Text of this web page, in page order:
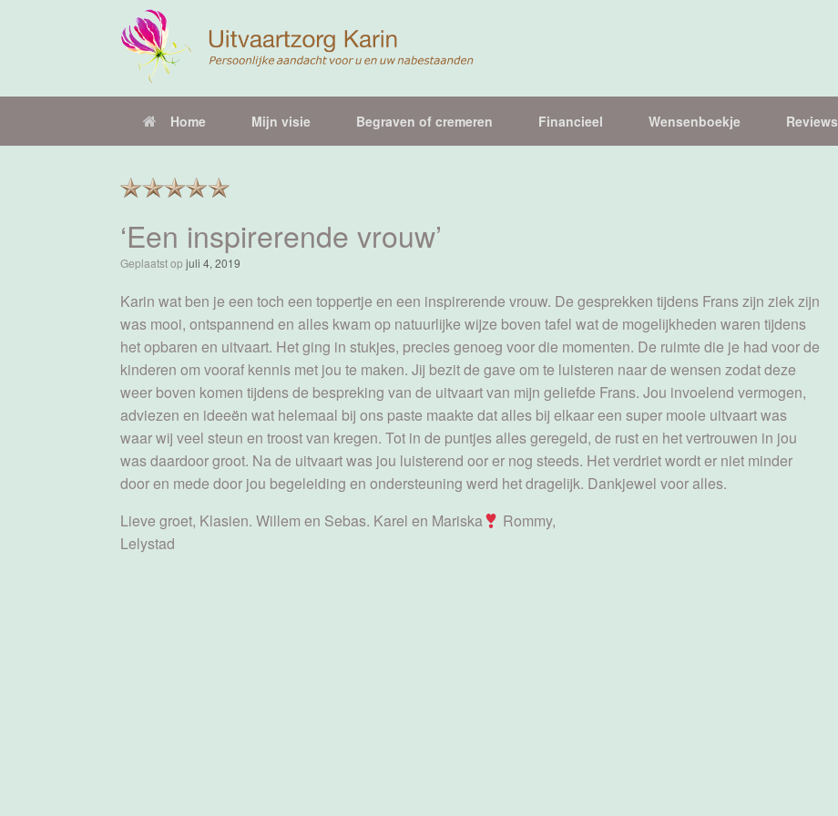
Home Mijn visie Begraven of cremeren Financieel Wensenboekje Reviews
‘Een inspirerende vrouw’
Geplaatst op juli 4, 2019
Karin wat ben je een toch een toppertje en een inspirerende vrouw. De gesprekken tijdens Frans zijn ziek zijn
was mooi, ontspannend en alles kwam op natuurlijke wijze boven tafel wat de mogelijkheden waren tijdens
het opbaren en uitvaart. Het ging in stukjes, precies genoeg voor die momenten. De ruimte die je had voor de
kinderen om vooraf kennis met jou te maken. Jij bezit de gave om te luisteren naar de wensen zodat deze
weer boven komen tijdens de bespreking van de uitvaart van mijn geliefde Frans. Jou invoelend vermogen,
adviezen en ideeën wat helemaal bij ons paste maakte dat alles bij elkaar een super mooie uitvaart was
waar wij veel steun en troost van kregen. Tot in de puntjes alles geregeld, de rust en het vertrouwen in jou
was daardoor groot. Na de uitvaart was jou luisterend oor er nog steeds. Het verdriet wordt er niet minder
door en mede door jou begeleiding en ondersteuning werd het dragelijk. Dankjewel voor alles.
Lieve groet, Klasien. Willem en Sebas. Karel en Mariska
Rommy,
Lelystad